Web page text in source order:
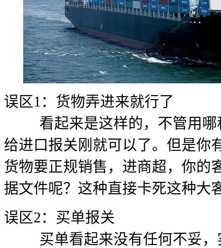
误区1：货物弄进来就行了
看起来是这样的，不管用哪
给进口报关刚就可以了。但是你
货物要正规销售，进商超，你的
据文件呢？这种直接卡死这种大
误区2：买单报关
买单看起来没有任何不妥，